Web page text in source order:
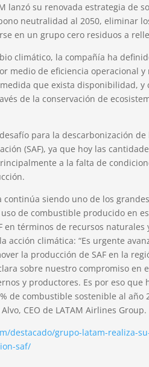
lanzó su renovada estrategia de
neutralidad al 2050, eliminar
en un grupo cero residuos a
climático, la compañía ha
medio de eficiencia operacional
que exista disponibilidad,
de la conservación de
para la descarbonización
(SAF), ya que hoy las
a la falta de
continúa siendo uno de los
de combustible producido en
en términos de recursos naturales
acción climática: “Es urgente
la producción de SAF en la
sobre nuestro compromiso en
y productores. Es por eso que
de combustible sostenible al año
CEO de LATAM Airlines Group.
destacado/grupo-latam-realiza-
saf/